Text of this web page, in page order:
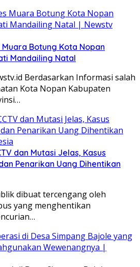
Botung Kota Nopan
Mandailing Natal
Berdasarkan Informasi salah
Kota Nopan Kabupaten
dan Mutasi Jelas, Kasus
Penarikan Uang Dihentikan
dibuat tercengang oleh
yang menghentikan